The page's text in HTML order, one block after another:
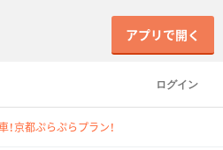
ログイン
アプリで開く
！京都ぷらぷらプラン！